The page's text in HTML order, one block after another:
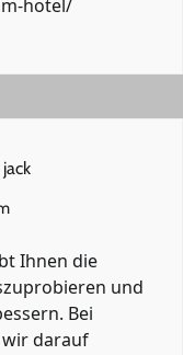
hotel/
Ihnen die
und
Bei
darauf